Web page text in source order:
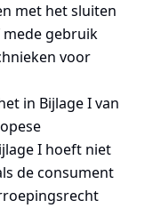
met het sluiten
gebruik
voor
in Bijlage I van
I hoeft niet
de consument